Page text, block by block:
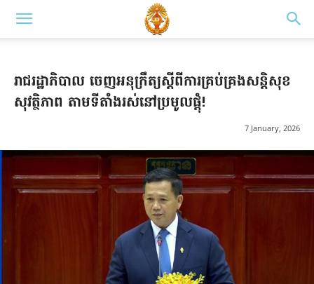
រាជរដ្ឋាភិបាល ចេញអនុក្រឹត្យស្ដីពីការគ្រប់គ្រងសន្ដិសុខ
សុវត្ថិភាព តាមទីតាំងរស់នៅប្រមូលផ្ដុំ!
7 January, 2026